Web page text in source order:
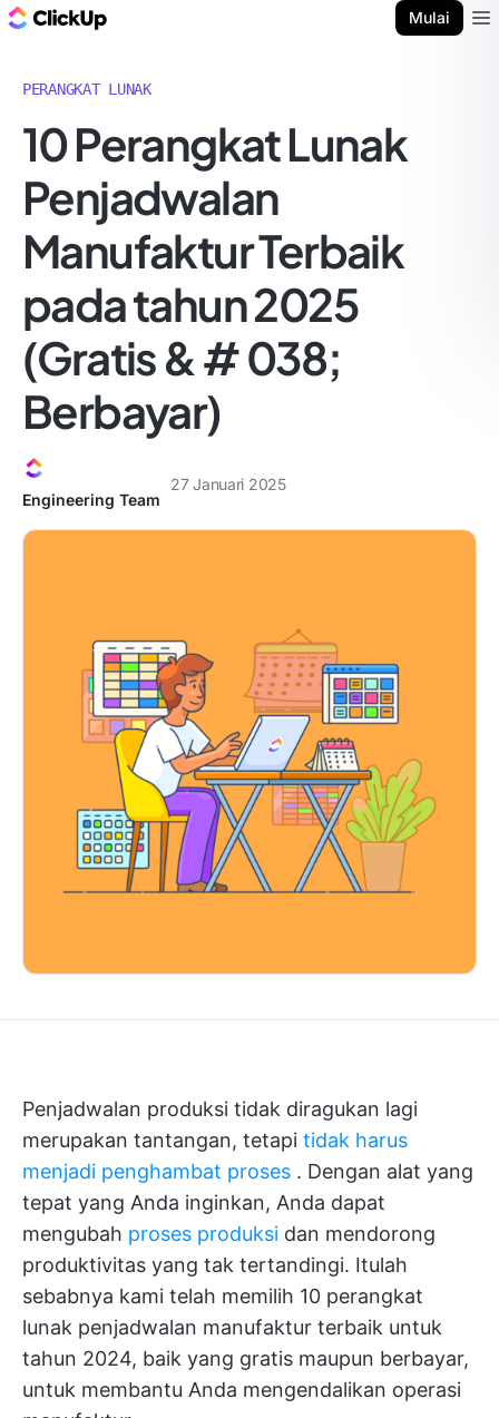
Mulai
PERANGKAT LUNAK
10 Perangkat Lunak
Penjadwalan
Manufaktur Terbaik
pada tahun 2025
(Gratis & # 038;
Berbayar)
Engineering Team
27 Januari 2025
Penjadwalan produksi tidak diragukan lagi
merupakan tantangan, tetapi tidak harus
menjadi penghambat proses . Dengan alat yang
tepat yang Anda inginkan, Anda dapat
mengubah proses produksi dan mendorong
produktivitas yang tak tertandingi. Itulah
sebabnya kami telah memilih 10 perangkat
lunak penjadwalan manufaktur terbaik untuk
tahun 2024, baik yang gratis maupun berbayar,
untuk membantu Anda mengendalikan operasi